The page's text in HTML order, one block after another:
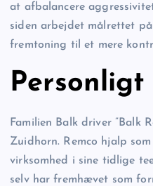
at afbalancere
siden arbejdet målrettet
fremtoning til et mere
Familien Balk driver ”Balk
Zuidhorn. Remco hjalp
virksomhed i sine tidlige
selv har fremhævet som